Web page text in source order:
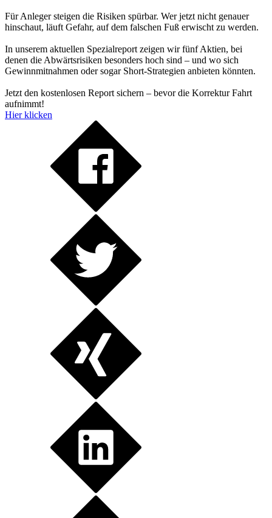
Für Anleger steigen die Risiken spürbar. Wer jetzt nicht genauer
hinschaut, läuft Gefahr, auf dem falschen Fuß erwischt zu werden.
In unserem aktuellen Spezialreport zeigen wir fünf Aktien, bei
denen die Abwärtsrisiken besonders hoch sind – und wo sich
Gewinnmitnahmen oder sogar Short-Strategien anbieten könnten.
Jetzt den kostenlosen Report sichern – bevor die Korrektur Fahrt
aufnimmt!
Hier klicken